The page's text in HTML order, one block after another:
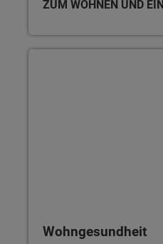
ZUM WOHNEN UND
Wohngesundheit